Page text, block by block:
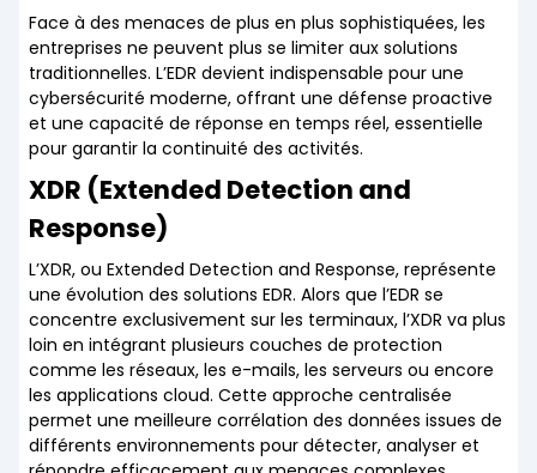
Face à des menaces de plus en plus sophistiquées, les
entreprises ne peuvent plus se limiter aux solutions
traditionnelles. L’EDR devient indispensable pour une
cybersécurité moderne, offrant une défense proactive
et une capacité de réponse en temps réel, essentielle
pour garantir la continuité des activités.
XDR (Extended Detection and
Response)
L’XDR, ou Extended Detection and Response, représente
une évolution des solutions EDR. Alors que l’EDR se
concentre exclusivement sur les terminaux, l’XDR va plus
loin en intégrant plusieurs couches de protection
comme les réseaux, les e-mails, les serveurs ou encore
les applications cloud. Cette approche centralisée
permet une meilleure corrélation des données issues de
différents environnements pour détecter, analyser et